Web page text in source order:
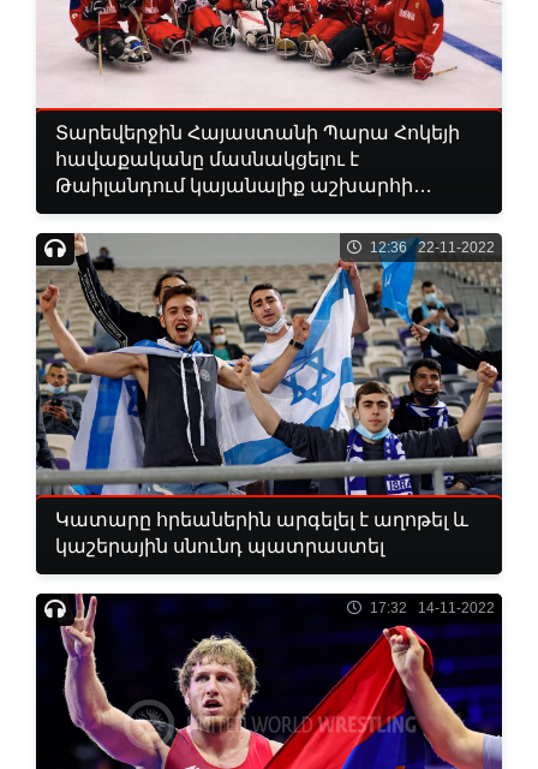
Տարեվերջին Հայաստանի Պարա Հոկեյի
հավաքականը մասնակցելու է
Թաիլանդում կայանալիք աշխարհի
առաջնությանը
12:36 22-11-2022
Կատարը հրեաներին արգելել է աղոթել և
կաշերային սնունդ պատրաստել
17:32 14-11-2022